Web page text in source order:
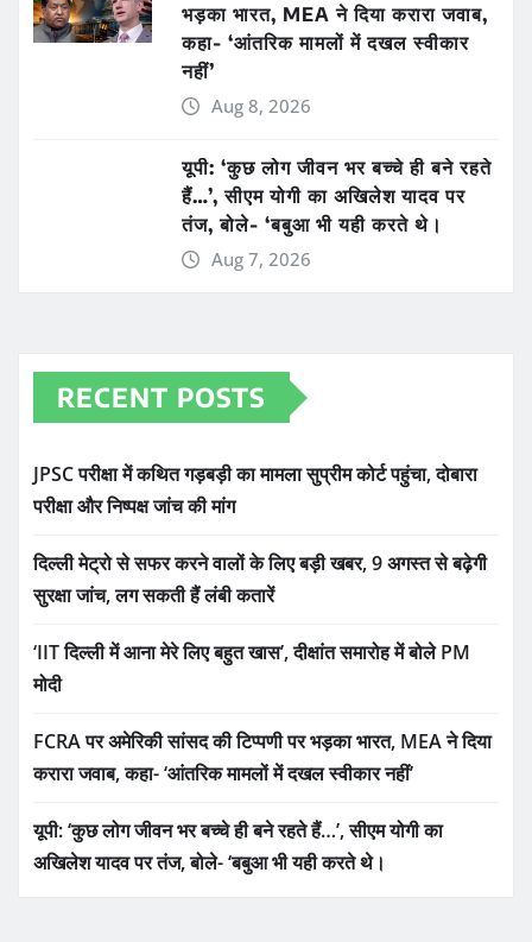
भड़का भारत, MEA ने दिया करारा जवाब,
कहा- ‘आंतरिक मामलों में दखल स्वीकार
नहीं’
Aug 8, 2026
यूपी: ‘कुछ लोग जीवन भर बच्चे ही बने रहते
हैं…’, सीएम योगी का अखिलेश यादव पर
तंज, बोले- ‘बबुआ भी यही करते थे।
Aug 7, 2026
RECENT POSTS
JPSC परीक्षा में कथित गड़बड़ी का मामला सुप्रीम कोर्ट पहुंचा, दोबारा
परीक्षा और निष्पक्ष जांच की मांग
दिल्ली मेट्रो से सफर करने वालों के लिए बड़ी खबर, 9 अगस्त से बढ़ेगी
सुरक्षा जांच, लग सकती हैं लंबी कतारें
‘IIT दिल्ली में आना मेरे लिए बहुत खास’, दीक्षांत समारोह में बोले PM
मोदी
FCRA पर अमेरिकी सांसद की टिप्पणी पर भड़का भारत, MEA ने दिया
करारा जवाब, कहा- ‘आंतरिक मामलों में दखल स्वीकार नहीं’
यूपी: ‘कुछ लोग जीवन भर बच्चे ही बने रहते हैं…’, सीएम योगी का
अखिलेश यादव पर तंज, बोले- ‘बबुआ भी यही करते थे।